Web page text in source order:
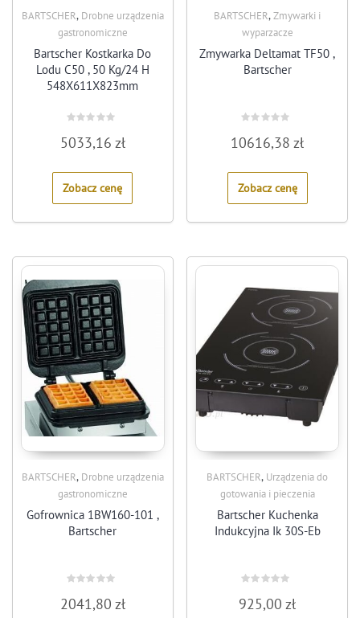
BARTSCHER, Drobne urządzenia
gastronomiczne
Bartscher Kostkarka Do
Lodu C50 , 50 Kg/24 H
548X611X823mm
0
out
5
5033,16 zł
Zobacz cenę
BARTSCHER,Zmywarki i
wyparzacze
Zmywarka Deltamat TF50 ,
Bartscher
0
out
5
10616,38zł
Zobacz cenę
BARTSCHER, Drobne urządzenia
gastronomiczne
Gofrownica 1BW160-101 ,
Bartscher
0
out
2041,80 zł
BARTSCHER, Urządzenia do
gotowania i pieczenia
Bartscher Kuchenka
Indukcyjna Ik 30S-Eb
0
out
925,00zł